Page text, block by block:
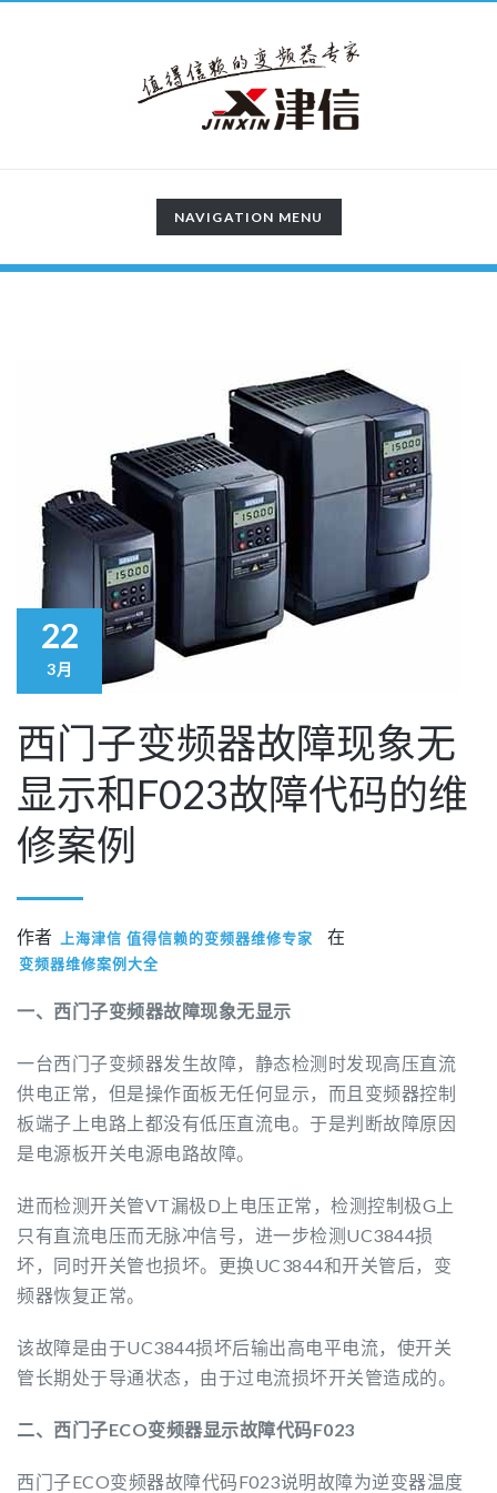
TOGGLE
NAVIGATION
NAVIGATION MENU
22
3月
西门子变频器故障现象无
显示和F023故障代码的维
修案例
作者 上海津信 值得信赖的变频器维修专家 在
变频器维修案例大全
一、西门子变频器故障现象无显示
一台西门子变频器发生故障，静态检测时发现高压直流
供电正常，但是操作面板无任何显示，而且变频器控制
板端子上电路上都没有低压直流电。于是判断故障原因
是电源板开关电源电路故障。
进而检测开关管VT漏极D上电压正常，检测控制极G上
只有直流电压而无脉冲信号，进一步检测UC3844损
坏，同时开关管也损坏。更换UC3844和开关管后，变
频器恢复正常。
该故障是由于UC3844损坏后输出高电平电流，使开关
管长期处于导通状态，由于过电流损坏开关管造成的。
二、西门子ECO变频器显示故障代码F023
西门子ECO变频器故障代码F023说明故障为逆变器温度